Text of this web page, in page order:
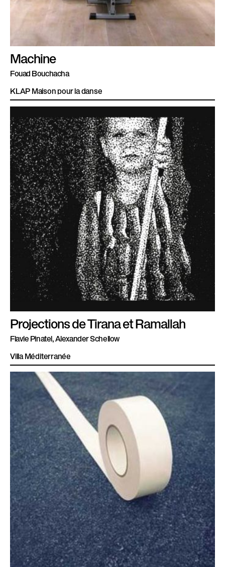
Machine
Fouad Bouchacha
KLAP Maison pour la danse
Projections de Tirana et Ramallah
Flavie Pinatel, Alexander Schellow
Villa Méditerranée